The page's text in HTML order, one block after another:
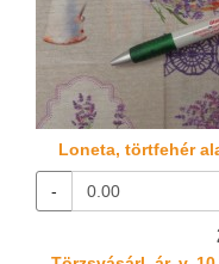
Loneta, törtfehér
-